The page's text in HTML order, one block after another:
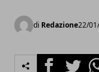
di Redazione22/
FacebookTwitter